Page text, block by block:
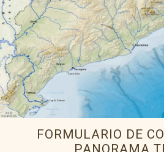
FORMULARIO DE